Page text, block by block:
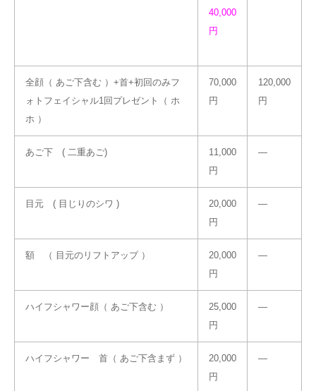
40,000
円
全顔（ あご下含む ）+首+初回のみフ
ォトフェイシャル1回プレゼント（ ホ
ホ ）
70,000
円
120,000
円
あご下 ( 二重あご)
11,000
円
―
目元 ( 目じりのシワ )
20,000
円
―
額 （ 目元のリフトアップ ）
20,000
円
―
ハイフシャワー顔（ あご下含む ）
25,000
円
―
ハイフシャワー 首（ あご下含まず ）
20,000
円
―